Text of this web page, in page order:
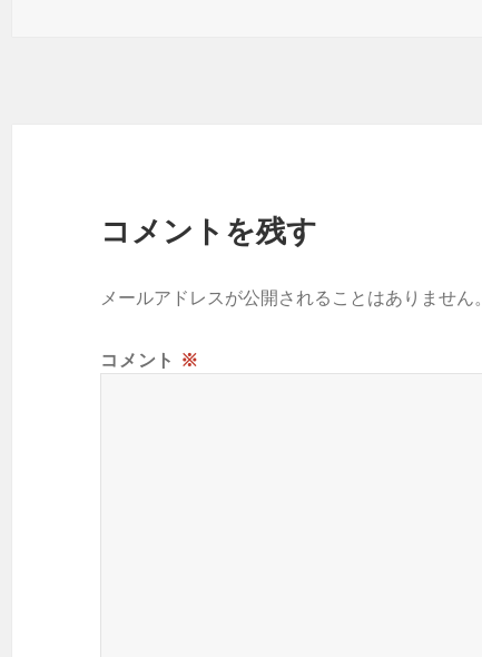
コメントを残す
メールアドレスが公開されることはありません。
コメント ※